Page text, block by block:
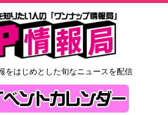
をはじめとした旬なニュースを配信